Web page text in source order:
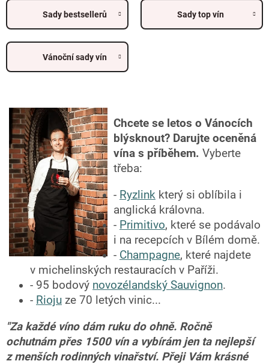
Chcete se letos o Vánocích
blýsknout? Darujte oceněná
vína s příběhem. Vyberte
třeba:
- Ryzlink který si oblíbila i
anglická královna.
- Primitivo, které se podávalo
i na recepcích v Bílém domě.
- Champagne, které najdete
v michelinských restauracích v Paříži.
- 95 bodový novozélandský Sauvignon.
- Rioju ze 70 letých vinic...
"Za každé víno dám ruku do ohně. Ročně
ochutnám přes 1500 vín a vybírám jen ta nejlepší
z menších rodinných vinařství. Přeji Vám krásné
Sady bestsellerů Sady top vín
Vánoční sady vín